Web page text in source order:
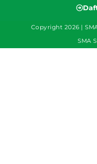
Copyright 2026 |
SMA